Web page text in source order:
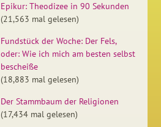
Epikur: Theodizee in 90 Sekunden
(21,563 mal gelesen)
Fundstück der Woche: Der Fels,
oder: Wie ich mich am besten selbst
bescheiße
(18,883 mal gelesen)
Der Stammbaum der Religionen
(17,434 mal gelesen)